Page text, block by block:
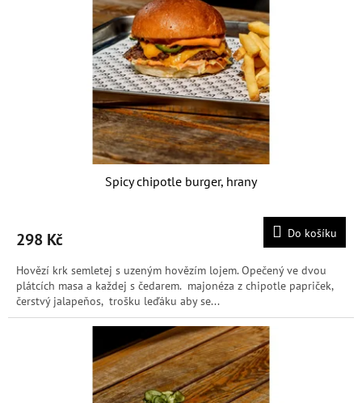
Spicy chipotle burger, hrany
298 Kč Do košíku
Hovězí krk semletej s uzeným hovězím lojem. Opečený ve dvou
plátcích masa a každej s čedarem. majonéza z chipotle papriček,
čerstvý jalapeňos, trošku leďáku aby se...